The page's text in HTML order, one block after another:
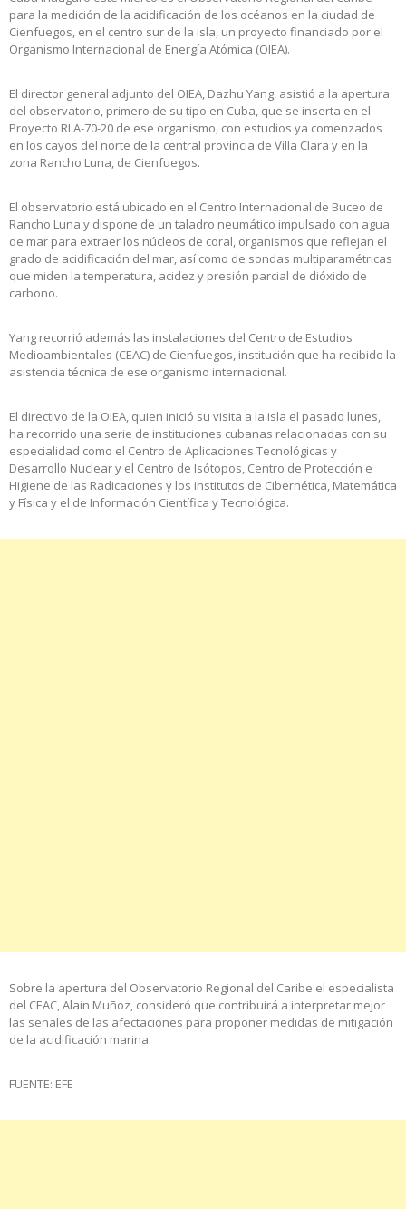
para la medición de la acidificación de los océanos en la ciudad de
Cienfuegos, en el centro sur de la isla, un proyecto financiado por el
Organismo Internacional de Energía Atómica (OIEA).
El director general adjunto del OIEA, Dazhu Yang, asistió a la apertura
del observatorio, primero de su tipo en Cuba, que se inserta en el
Proyecto RLA-70-20 de ese organismo, con estudios ya comenzados
en los cayos del norte de la central provincia de Villa Clara y en la
zona Rancho Luna, de Cienfuegos.
El observatorio está ubicado en el Centro Internacional de Buceo de
Rancho Luna y dispone de un taladro neumático impulsado con agua
de mar para extraer los núcleos de coral, organismos que reflejan el
grado de acidificación del mar, así como de sondas multiparamétricas
que miden la temperatura, acidez y presión parcial de dióxido de
carbono.
Yang recorrió además las instalaciones del Centro de Estudios
Medioambientales (CEAC) de Cienfuegos, institución que ha recibido la
asistencia técnica de ese organismo internacional.
El directivo de la OIEA, quien inició su visita a la isla el pasado lunes,
ha recorrido una serie de instituciones cubanas relacionadas con su
especialidad como el Centro de Aplicaciones Tecnológicas y
Desarrollo Nuclear y el Centro de Isótopos, Centro de Protección e
Higiene de las Radicaciones y los institutos de Cibernética, Matemática
y Física y el de Información Científica y Tecnológica.
Sobre la apertura del Observatorio Regional del Caribe el especialista
del CEAC, Alain Muñoz, consideró que contribuirá a interpretar mejor
las señales de las afectaciones para proponer medidas de mitigación
de la acidificación marina.
FUENTE: EFE